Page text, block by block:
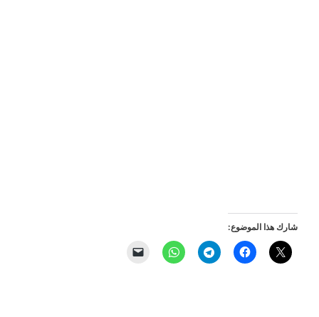
شارك هذا الموضوع: